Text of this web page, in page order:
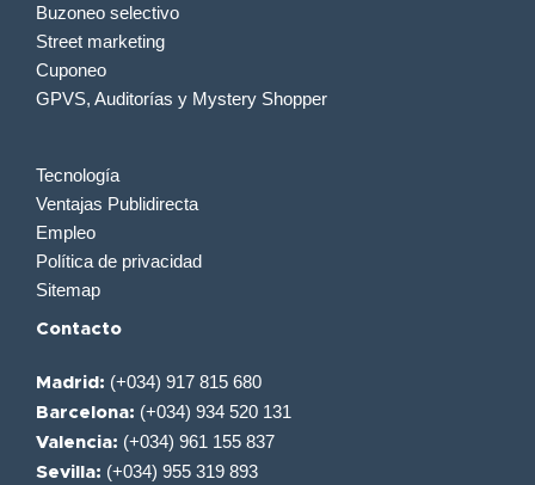
Buzoneo selectivo
Street marketing
Cuponeo
GPVS, Auditorías y Mystery Shopper
Tecnología
Ventajas Publidirecta
Empleo
Política de privacidad
Sitemap
Contacto
Madrid: (+034) 917 815 680
Barcelona: (+034) 934 520 131
Valencia: (+034) 961 155 837
Sevilla: (+034) 955 319 893